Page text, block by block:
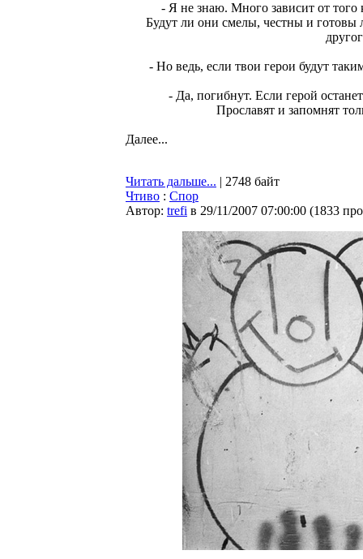
- Я не знаю. Много зависит от того
Будут ли они смелы, честны и готовы
- Но ведь, если твои герои будут
- Да, погибнут. Если герой
Прославят и запомнят
Далее...
Читать дальше... | 2748 байт
Чтиво : Спор
Автор: trefi в 29/11/2007 07:00:00 (1833